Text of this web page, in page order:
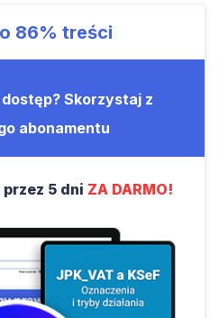
86% treści
Skorzystaj z
abonamentu
przez 5 dni ZA DARMO!